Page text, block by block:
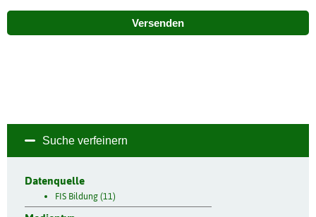
Versenden
Suche verfeinern
Datenquelle
FIS Bildung (11)